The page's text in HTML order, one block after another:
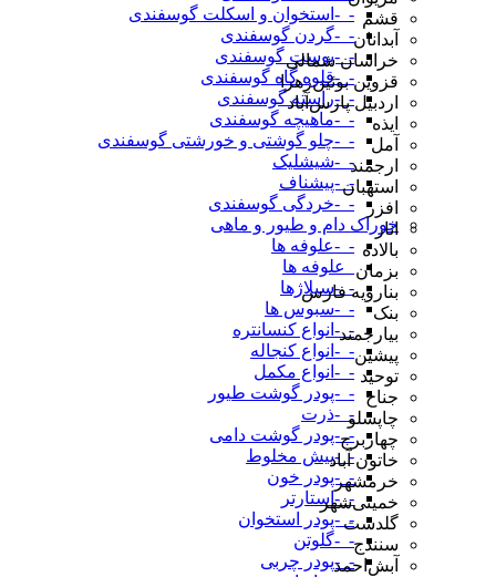
-_-استخوان و اسکلت گوسفندی
-_-گردن گوسفندی
-_-پوست گوسفندی
-_-قلوه گاه گوسفندی
-_-راسته گوسفندی
-_-ماهیچه گوسفندی
-_-چلو گوشتی و خورشتی گوسفندی
-_-شیشلیک
-_-پیشناف
-_-خردگی گوسفندی
خوراک دام و طیور و ماهی
-_-علوفه ها
_علوفه ها
-_-سیلاژها
-_-سبوس ها
-_-انواع کنسانتره
-_-انواع کنجاله
-_-انواع مکمل
-_-پودر گوشت طیور
-_-ذرت
-_-پودر گوشت دامی
-_-پیش مخلوط
-_-پودر خون
-_-استارتر
-_-پودر استخوان
-_-گلوتن
-_-پودر چربی
قشم
آبدانان
خراسان شمالی
قزوین بوئین‌زهرا
اردبیل پارس‌آباد
ایذه
آمل
ارجمند
استهبان
افزر
انار
بالاده
بزمان
بنارویه فارس
بنک
بیارجمند
پیشین
توحید
جناح
چاپشلو
چهاربرج
خاتون آباد
خرمشهر
خمینی‌شهر
گلدشت
سنندج
آبش‌احمد